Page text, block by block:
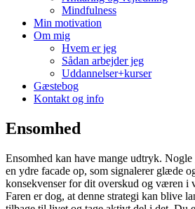
Mindfulness
Min motivation
Om mig
Hvem er jeg
Sådan arbejder jeg
Uddannelser+kurser
Gæstebog
Kontakt og info
Ensomhed
Ensomhed kan have mange udtryk.
en ydre facade op, som signalerer glæde
konsekvenser for dit overskud og væren i
Faren er dog, at denne strategi kan blive